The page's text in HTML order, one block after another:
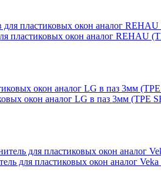
пластиковых окон аналог REHAU
окон аналог LG в паз 3мм (TPE
для пластиковых окон аналог